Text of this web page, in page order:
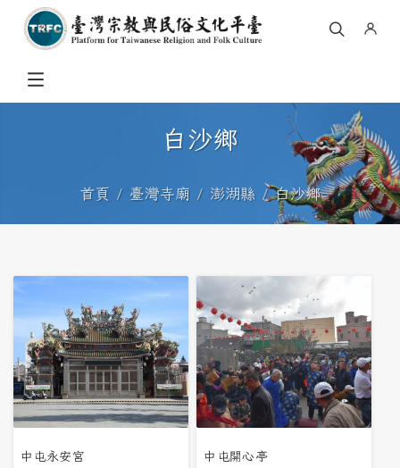
白沙鄉
首頁 臺灣寺廟 澎湖縣 白沙鄉
中屯永安宮 中屯開心亭